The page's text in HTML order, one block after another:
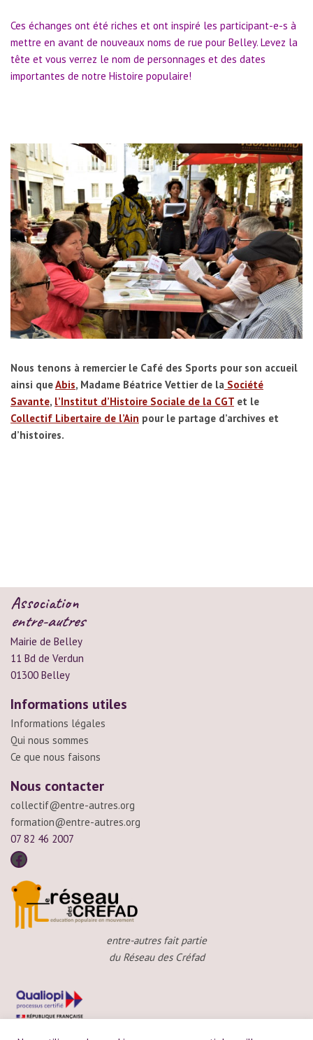
Ces échanges ont été riches et ont inspiré les participant-e-s à
mettre en avant de nouveaux noms de rue pour Belley. Levez la
tête et vous verrez le nom de personnages et des dates
importantes de notre Histoire populaire!
Nous tenons à remercier le Café des Sports pour son accueil
ainsi queAbis, Madame Béatrice Vettier de la Société
Savante, l’Institut d’Histoire Sociale de la CGT et le
Collectif Libertaire de l’Ain pour le partage d’archives et
d’histoires.
Association
entre-autres
Mairie de Belley
11 Bd de Verdun
01300 Belley
Informations utiles
Informations légales
Qui nous sommes
Ce que nous faisons
Nous contacter
collectif@entre-autres.org
formation@entre-autres.org
07 82 46 2007
entre-autres fait partie
du Réseau des Créfad